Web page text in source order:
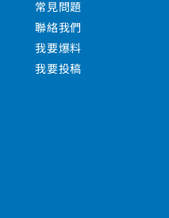
常見問題
聯絡我們
我要爆料
我要投稿